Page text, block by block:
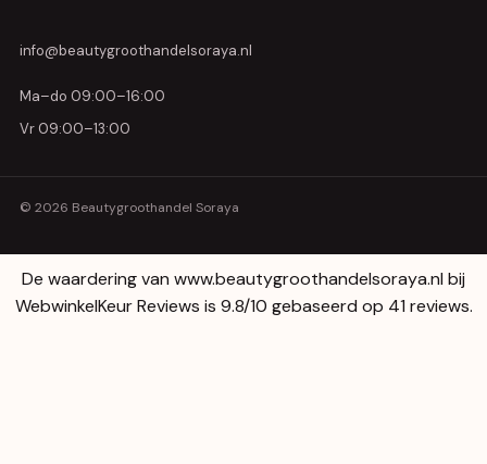
info@beautygroothandelsoraya.nl
Ma–do 09:00–16:00
Vr 09:00–13:00
© 2026 Beautygroothandel Soraya
De waardering van www.beautygroothandelsoraya.nl bij
WebwinkelKeur Reviews is 9.8/10 gebaseerd op 41 reviews.